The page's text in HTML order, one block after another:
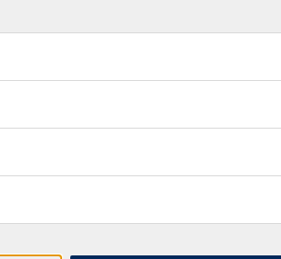
Grimma, VHS
Grimma, VHS